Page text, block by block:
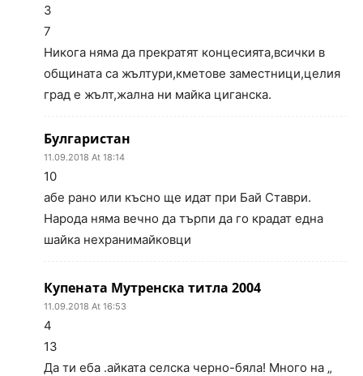
3
7
Никога няма да прекратят концесията,всички в
общината са жълтури,кметове заместници,целия
град е жълт,жална ни майка циганска.
Булгаристан
11.09.2018 At 18:14
10
абе рано или късно ще идат при Бай Ставри.
Народа няма вечно да търпи да го крадат една
шайка нехранимайковци
Купената Мутренска титла 2004
11.09.2018 At 16:53
4
13
Да ти еба .айката селска черно-бяла! Много на „